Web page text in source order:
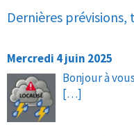
Dernières
Mercredi 4 juin 2025
Bonjour à
[…]